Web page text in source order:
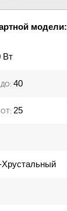
модели:
Вт
ДО:40
25
Хрустальный